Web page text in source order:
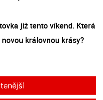
již tento víkend. Která
královnou krásy?